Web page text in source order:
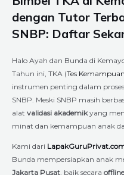
dengan Tutor
SNBP: Daftar
Halo Ayah dan Bunda di
Tahun ini, TKA (Tes
instrumen penting dalam
SNBP. Meski SNBP masih
alat validasi akademikyang
minat dan kemampuan anak
Kami dari
Bunda mempersiapkan anak
Jakarta Pusat , baik secara